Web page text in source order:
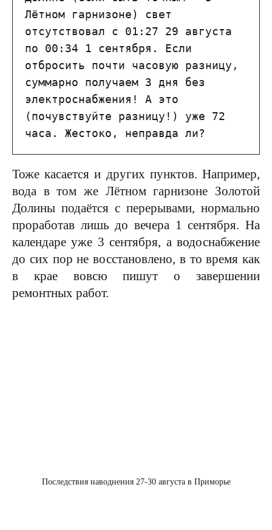
Лётном гарнизоне) свет
отсутствовал с 01:27 29 августа
по 00:34 1 сентября. Если
отбросить почти часовую разницу,
суммарно получаем 3 дня без
электроснабжения! А это
(почувствуйте разницу!) уже 72
часа. Жестоко, неправда ли?
Тоже касается и других пунктов. Например,
вода в том же Лётном гарнизоне Золотой
Долины подаётся с перерывами, нормально
проработав лишь до вечера 1 сентября. На
календаре уже 3 сентября, а водоснабжение
до сих пор не восстановлено, в то время как
в крае вовсю пишут о завершении
ремонтных работ.
Последствия наводнения 27-30 августа в Приморье